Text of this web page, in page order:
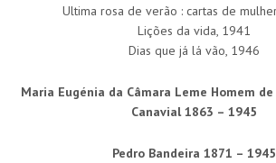
Ultima rosa de verão : cartas de
Lições da vida, 1941
Dias que já lá vão, 1946
Maria Eugénia da Câmara Leme Homem
Canavial 1863 – 1945
Pedro Bandeira 1871 – 1945